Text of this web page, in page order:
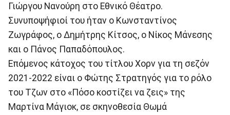
Γιώργου Νανούρη στο Εθνικό Θέατρο.
Συνυποψήφιοί του ήταν ο Κωνσταντίνος
Ζωγράφος, ο Δημήτρης Κίτσος, ο Νίκος Μάνεσης
και ο Πάνος Παπαδόπουλος.
Επόμενος κάτοχος του τίτλου Χορν για τη σεζόν
2021-2022 είναι ο Φώτης Στρατηγός για το ρόλο
του Τζων στο «Πόσο κοστίζει να ζεις» της
Μαρτίνα Μάγιοκ, σε σκηνοθεσία Θωμά